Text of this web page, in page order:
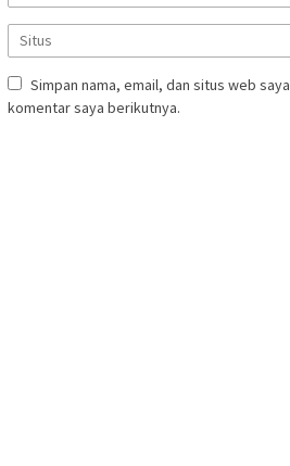
Simpan nama, email, dan situs web
komentar saya berikutnya.